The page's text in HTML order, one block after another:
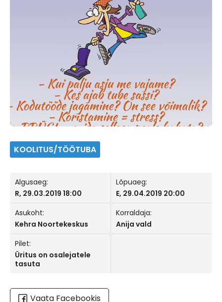
KOOLITUS/TÖÖTUBA
Algusaeg:
R, 29.03.2019 18:00
Lõpuaeg:
E, 29.04.2019 20:00
Asukoht:
Kehra Noortekeskus
Korraldaja:
Anija vald
Pilet:
Üritus on osalejatele
tasuta
Vaata Facebookis